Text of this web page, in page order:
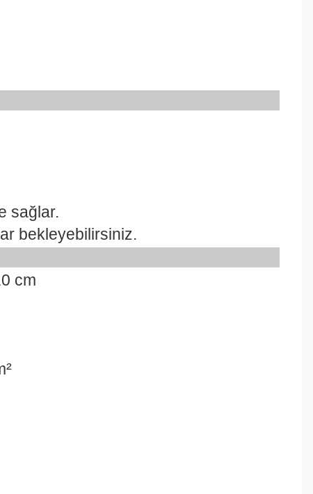
sağlar.
bekleyebilirsiniz.
cm